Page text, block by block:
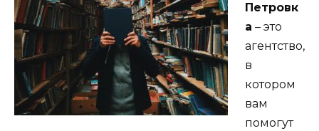
Петровк
а – это
агентство,
в
котором
вам
помогут